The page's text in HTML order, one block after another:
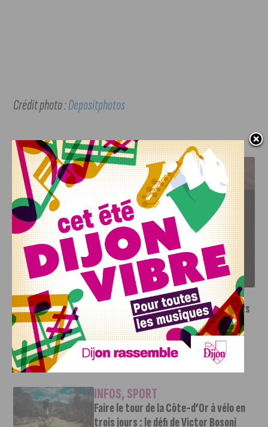
Crédit photo :Depositphotos
J'AIME LE DFCO
LE DFCO DÉVOILE SES NOUVEAUX MAILLOTS POUR LA
SAISON 2026-2027
INFOS ,SPORT
Le DFCO dévoile ses nouveaux maillots
pour la saison 2026-2027
6 AOÛT, 2026
Le club dijonnais a présenté ses nouveaux maillots
pour son retour en Ligue 2....
INFOS,SPORT
Faire le tour de la Côte-d’Or à vélo en
trois jours : le défi de Victor Bosoni